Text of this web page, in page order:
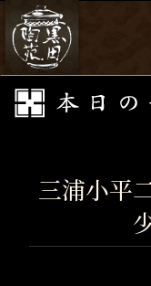
三浦小平